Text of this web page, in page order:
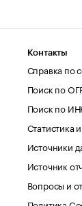
Контакты
Справка по
Поиск по
Поиск по
Статистика
Источники
Источник
Вопросы и